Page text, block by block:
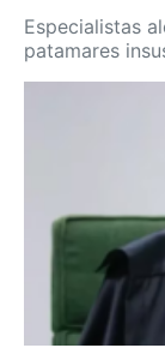
Especialistas
patamares